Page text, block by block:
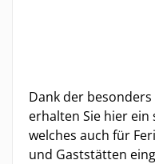
Dank der
erhalten Sie hier
welches auch für
und Gaststätten